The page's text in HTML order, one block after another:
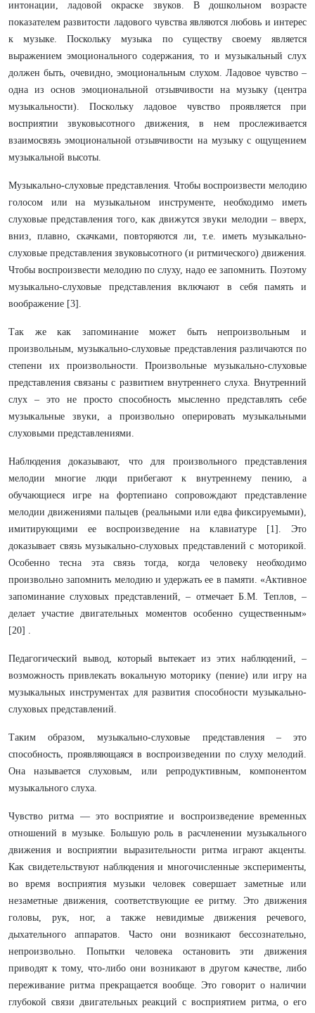
интонации, ладовой окраске звуков. В дошкольном возрасте
показателем развитости ладового чувства являются любовь и интерес
к музыке. Поскольку музыка по существу своему является
выражением эмоционального содержания, то и музыкальный слух
должен быть, очевидно, эмоциональным слухом. Ладовое чувство –
одна из основ эмоциональной отзывчивости на музыку (центра
музыкальности). Поскольку ладовое чувство проявляется при
восприятии звуковысотного движения, в нем прослеживается
взаимосвязь эмоциональной отзывчивости на музыку с ощущением
музыкальной высоты.
Музыкально-слуховые представления. Чтобы воспроизвести мелодию
голосом или на музыкальном инструменте, необходимо иметь
слуховые представления того, как движутся звуки мелодии – вверх,
вниз, плавно, скачками, повторяются ли, т.е. иметь музыкально-
слуховые представления звуковысотного (и ритмического) движения.
Чтобы воспроизвести мелодию по слуху, надо ее запомнить. Поэтому
музыкально-слуховые представления включают в себя память и
воображение [3].
Так же как запоминание может быть непроизвольным и
произвольным, музыкально-слуховые представления различаются по
степени их произвольности. Произвольные музыкально-слуховые
представления связаны с развитием внутреннего слуха. Внутренний
слух – это не просто способность мысленно представлять себе
музыкальные звуки, а произвольно оперировать музыкальными
слуховыми представлениями.
Наблюдения доказывают, что для произвольного представления
мелодии многие люди прибегают к внутреннему пению, а
обучающиеся игре на фортепиано сопровождают представление
мелодии движениями пальцев (реальными или едва фиксируемыми),
имитирующими ее воспроизведение на клавиатуре [1]. Это
доказывает связь музыкально-слуховых представлений с моторикой.
Особенно тесна эта связь тогда, когда человеку необходимо
произвольно запомнить мелодию и удержать ее в памяти. «Активное
запоминание слуховых представлений, – отмечает Б.М. Теплов, –
делает участие двигательных моментов особенно существенным»
[20] .
Педагогический вывод, который вытекает из этих наблюдений, –
возможность привлекать вокальную моторику (пение) или игру на
музыкальных инструментах для развития способности музыкально-
слуховых представлений.
Таким образом, музыкально-слуховые представления – это
способность, проявляющаяся в воспроизведении по слуху мелодий.
Она называется слуховым, или репродуктивным, компонентом
музыкального слуха.
Чувство ритма — это восприятие и воспроизведение временных
отношений в музыке. Большую роль в расчленении музыкального
движения и восприятии выразительности ритма играют акценты.
Как свидетельствуют наблюдения и многочисленные эксперименты,
во время восприятия музыки человек совершает заметные или
незаметные движения, соответствующие ее ритму. Это движения
головы, рук, ног, а также невидимые движения речевого,
дыхательного аппаратов. Часто они возникают бессознательно,
непроизвольно. Попытки человека остановить эти движения
приводят к тому, что-либо они возникают в другом качестве, либо
переживание ритма прекращается вообще. Это говорит о наличии
глубокой связи двигательных реакций с восприятием ритма, о его